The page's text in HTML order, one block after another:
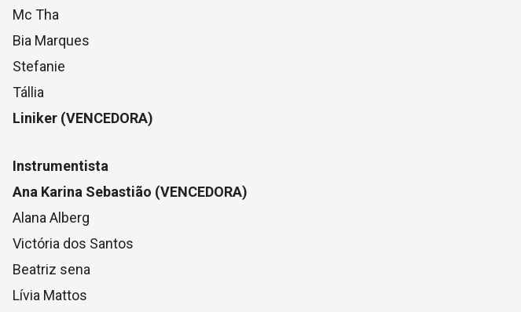
Mc Tha
Bia Marques
Stefanie
Tállia
Liniker (VENCEDORA)
Instrumentista
Ana Karina Sebastião (VENCEDORA)
Alana Alberg
Victória dos Santos
Beatriz sena
Lívia Mattos